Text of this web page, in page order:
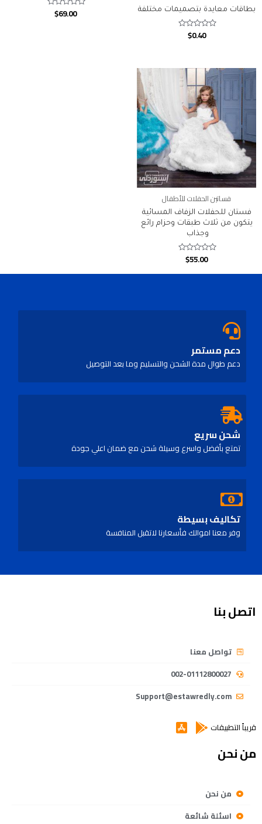
بطاقات معايدة بتصميمات مختلفة
Rated
$0.40
Rated
$69.00
فساتين الحفلات للأطفال
فستان للحفلات الزفاف المسائية
يتكون من ثلاث طبقات وحزام رائع
وجذاب
Rated
$55.00
دعم مستمر
دعم طوال مدة الشحن والتسليم وما بعد التوصيل
شحن سريع
تمتع بأفضل واسرع وسيلة شحن مع ضمان اعلي جودة
تكاليف بسيطة
وفر معنا اموالك فأسعارنا لاتقبل المنافسة
اتصل بنا
تواصل معنا
002-01112800027
Support@estawredly.com
قريباً التطبيقات
من نحن
من نحن
اسئلة شائعة